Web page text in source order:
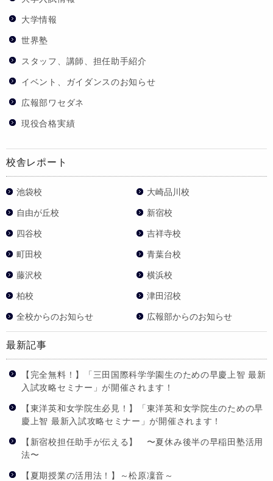
大学情報
世界塾
スタッフ、講師、担任助手紹介
イベント、ガイダンスのお知らせ
広報部ワセダネ
現役合格実績
校舎レポート
池袋校 大崎品川校
自由が丘校 新宿校
四谷校 吉祥寺校
町田校 青葉台校
藤沢校 横浜校
柏校 津田沼校
全校からのお知らせ 広報部からのお知らせ
最新記事
【完全無料！】「三田国際科学学園生のための早慶上智 最新
入試攻略セミナー」が開催されます！
【東洋英和女学院生必見！】「東洋英和女学院生のための早
慶上智 最新入試攻略セミナー」が開催されます！
【新宿校担任助手が伝える】 〜夏休み後半の早稲田塾活用
法〜
【夏期授業の活用法！】～松原凜音～